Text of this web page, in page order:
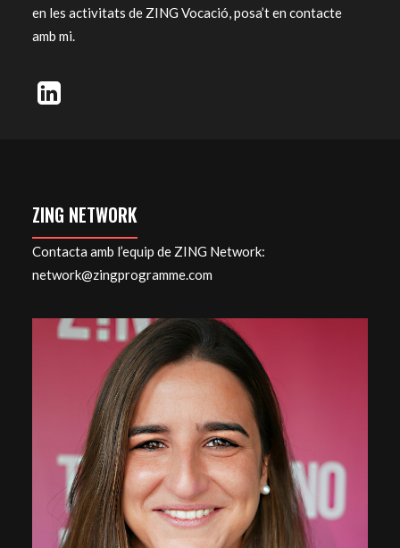
en les activitats de ZING Vocació, posa’t en contacte
amb mi.
ZING NETWORK
Contacta amb l’equip de ZING Network:
network@zingprogramme.com